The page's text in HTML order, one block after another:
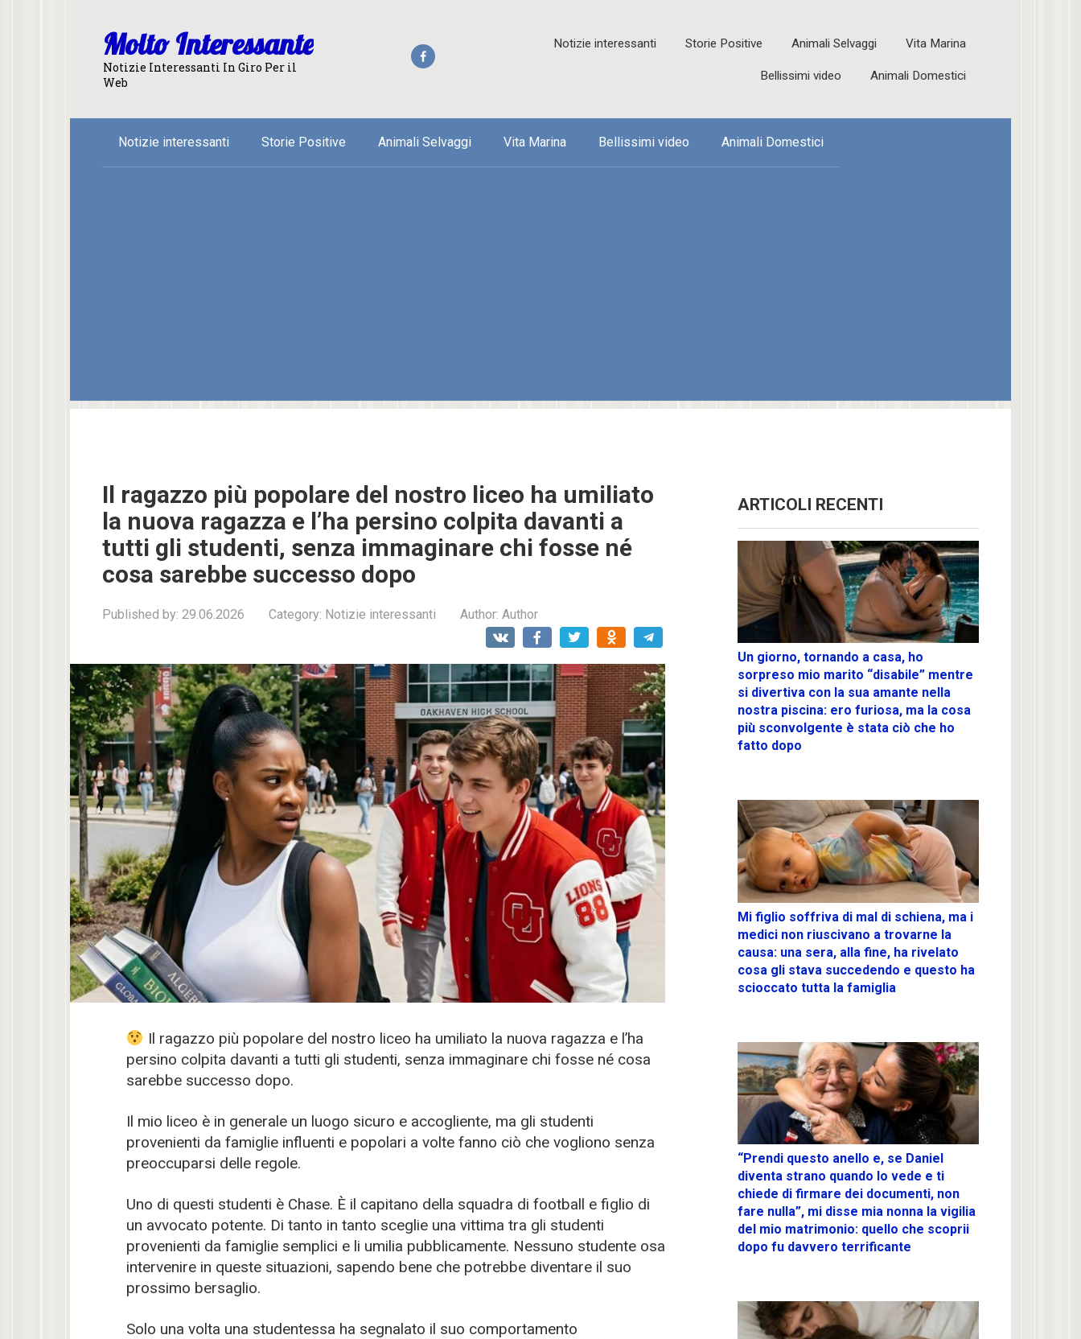
Molto Interessante
Notizie Interessanti In Giro Per il
Web
Notizie interessanti Storie Positive Animali Selvaggi Vita Marina
Bellissimi video Animali Domestici
Notizie interessanti Storie Positive Animali Selvaggi Vita Marina Bellissimi video Animali Domestici
Il ragazzo più popolare del nostro liceo ha umiliato
la nuova ragazza e l’ha persino colpita davanti a
tutti gli studenti, senza immaginare chi fosse né
cosa sarebbe successo dopo
Published by: 29.06.2026 Category: Notizie interessanti Author: Author
Il ragazzo più popolare del nostro liceo ha umiliato la nuova ragazza e l’ha
persino colpita davanti a tutti gli studenti, senza immaginare chi fosse né cosa
sarebbe successo dopo.
Il mio liceo è in generale un luogo sicuro e accogliente, ma gli studenti
provenienti da famiglie influenti e popolari a volte fanno ciò che vogliono senza
preoccuparsi delle regole.
Uno di questi studenti è Chase. È il capitano della squadra di football e figlio di
un avvocato potente. Di tanto in tanto sceglie una vittima tra gli studenti
provenienti da famiglie semplici e li umilia pubblicamente. Nessuno studente osa
intervenire in queste situazioni, sapendo bene che potrebbe diventare il suo
prossimo bersaglio.
Solo una volta una studentessa ha segnalato il suo comportamento
ARTICOLI RECENTI
Un giorno, tornando a casa, ho
sorpreso mio marito “disabile” mentre
si divertiva con la sua amante nella
nostra piscina: ero furiosa, ma la cosa
più sconvolgente è stata ciò che ho
fatto dopo
Mi figlio soffriva di mal di schiena, ma i
medici non riuscivano a trovarne la
causa: una sera, alla fine, ha rivelato
cosa gli stava succedendo e questo ha
scioccato tutta la famiglia
“Prendi questo anello e, se Daniel
diventa strano quando lo vede e ti
chiede di firmare dei documenti, non
fare nulla”, mi disse mia nonna la vigilia
del mio matrimonio: quello che scoprii
dopo fu davvero terrificante